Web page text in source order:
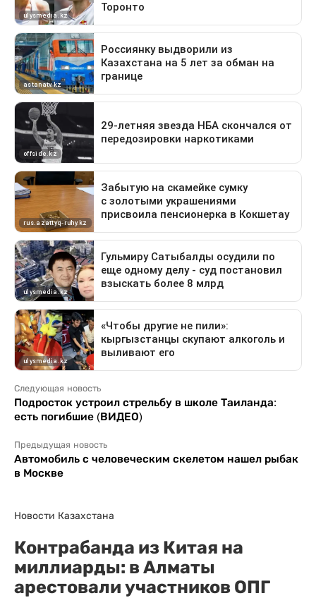
Следующая новость
Подросток устроил стрельбу в школе Таиланда:
есть погибшие (ВИДЕО)
Предыдущая новость
Автомобиль с человеческим скелетом нашел рыбак
в Москве
Новости Казахстана
Контрабанда из Китая на
миллиарды: в Алматы
арестовали участников ОПГ